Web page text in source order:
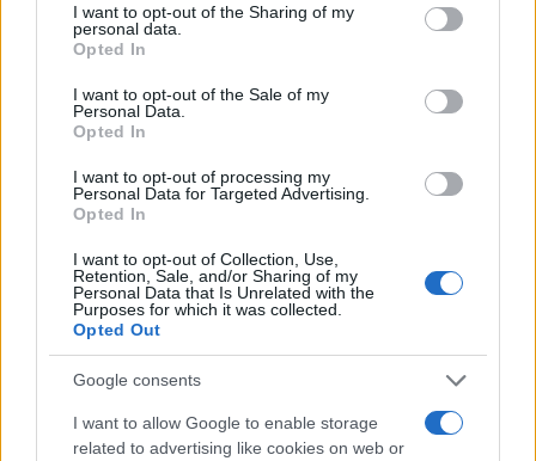
not limited to your visit or usage behaviour. You may click to
grant or deny consent to Google and its third-party tags to
use your data for below specified purposes in below Google
consent section.
I want to opt-out of the Sharing of my
personal data.
Opted In
I want to opt-out of the Sale of my
Personal Data.
Opted In
I want to opt-out of processing my
Personal Data for Targeted Advertising.
Opted In
I want to opt-out of Collection, Use,
Retention, Sale, and/or Sharing of my
Personal Data that Is Unrelated with the
Purposes for which it was collected.
Opted Out
Google consents
I want to allow Google to enable storage
related to advertising like cookies on web or
FŐCÍM
AJÁNLOTT VIDEÓK
Libernyákok
elemző műsor a baloldal hazugságairól Görbe tükör a baloldalról